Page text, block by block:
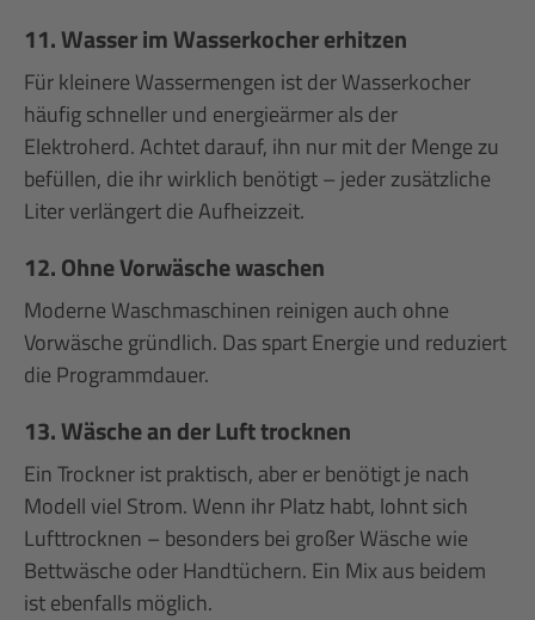
11. Wasser im Wasserkocher erhitzen
Für kleinere Wassermengen ist der Wasserkocher
häufig schneller und energieärmer als der
Elektroherd. Achtet darauf, ihn nur mit der Menge zu
befüllen, die ihr wirklich benötigt – jeder zusätzliche
Liter verlängert die Aufheizzeit.
12. Ohne Vorwäsche waschen
Moderne Waschmaschinen reinigen auch ohne
Vorwäsche gründlich. Das spart Energie und reduziert
die Programmdauer.
13. Wäsche an der Luft trocknen
Ein Trockner ist praktisch, aber er benötigt je nach
Modell viel Strom. Wenn ihr Platz habt, lohnt sich
Lufttrocknen – besonders bei großer Wäsche wie
Bettwäsche oder Handtüchern. Ein Mix aus beidem
ist ebenfalls möglich.